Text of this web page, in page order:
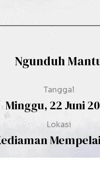
Ngunduh
Tanggal
Minggu, 22 Juni
Lokasi